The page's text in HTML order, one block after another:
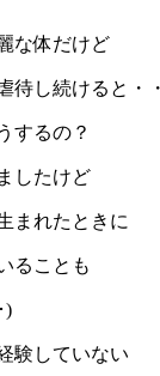
な体だけど
待し続けると・
するの？
したけど
まれたときに
ることも
)
験していない